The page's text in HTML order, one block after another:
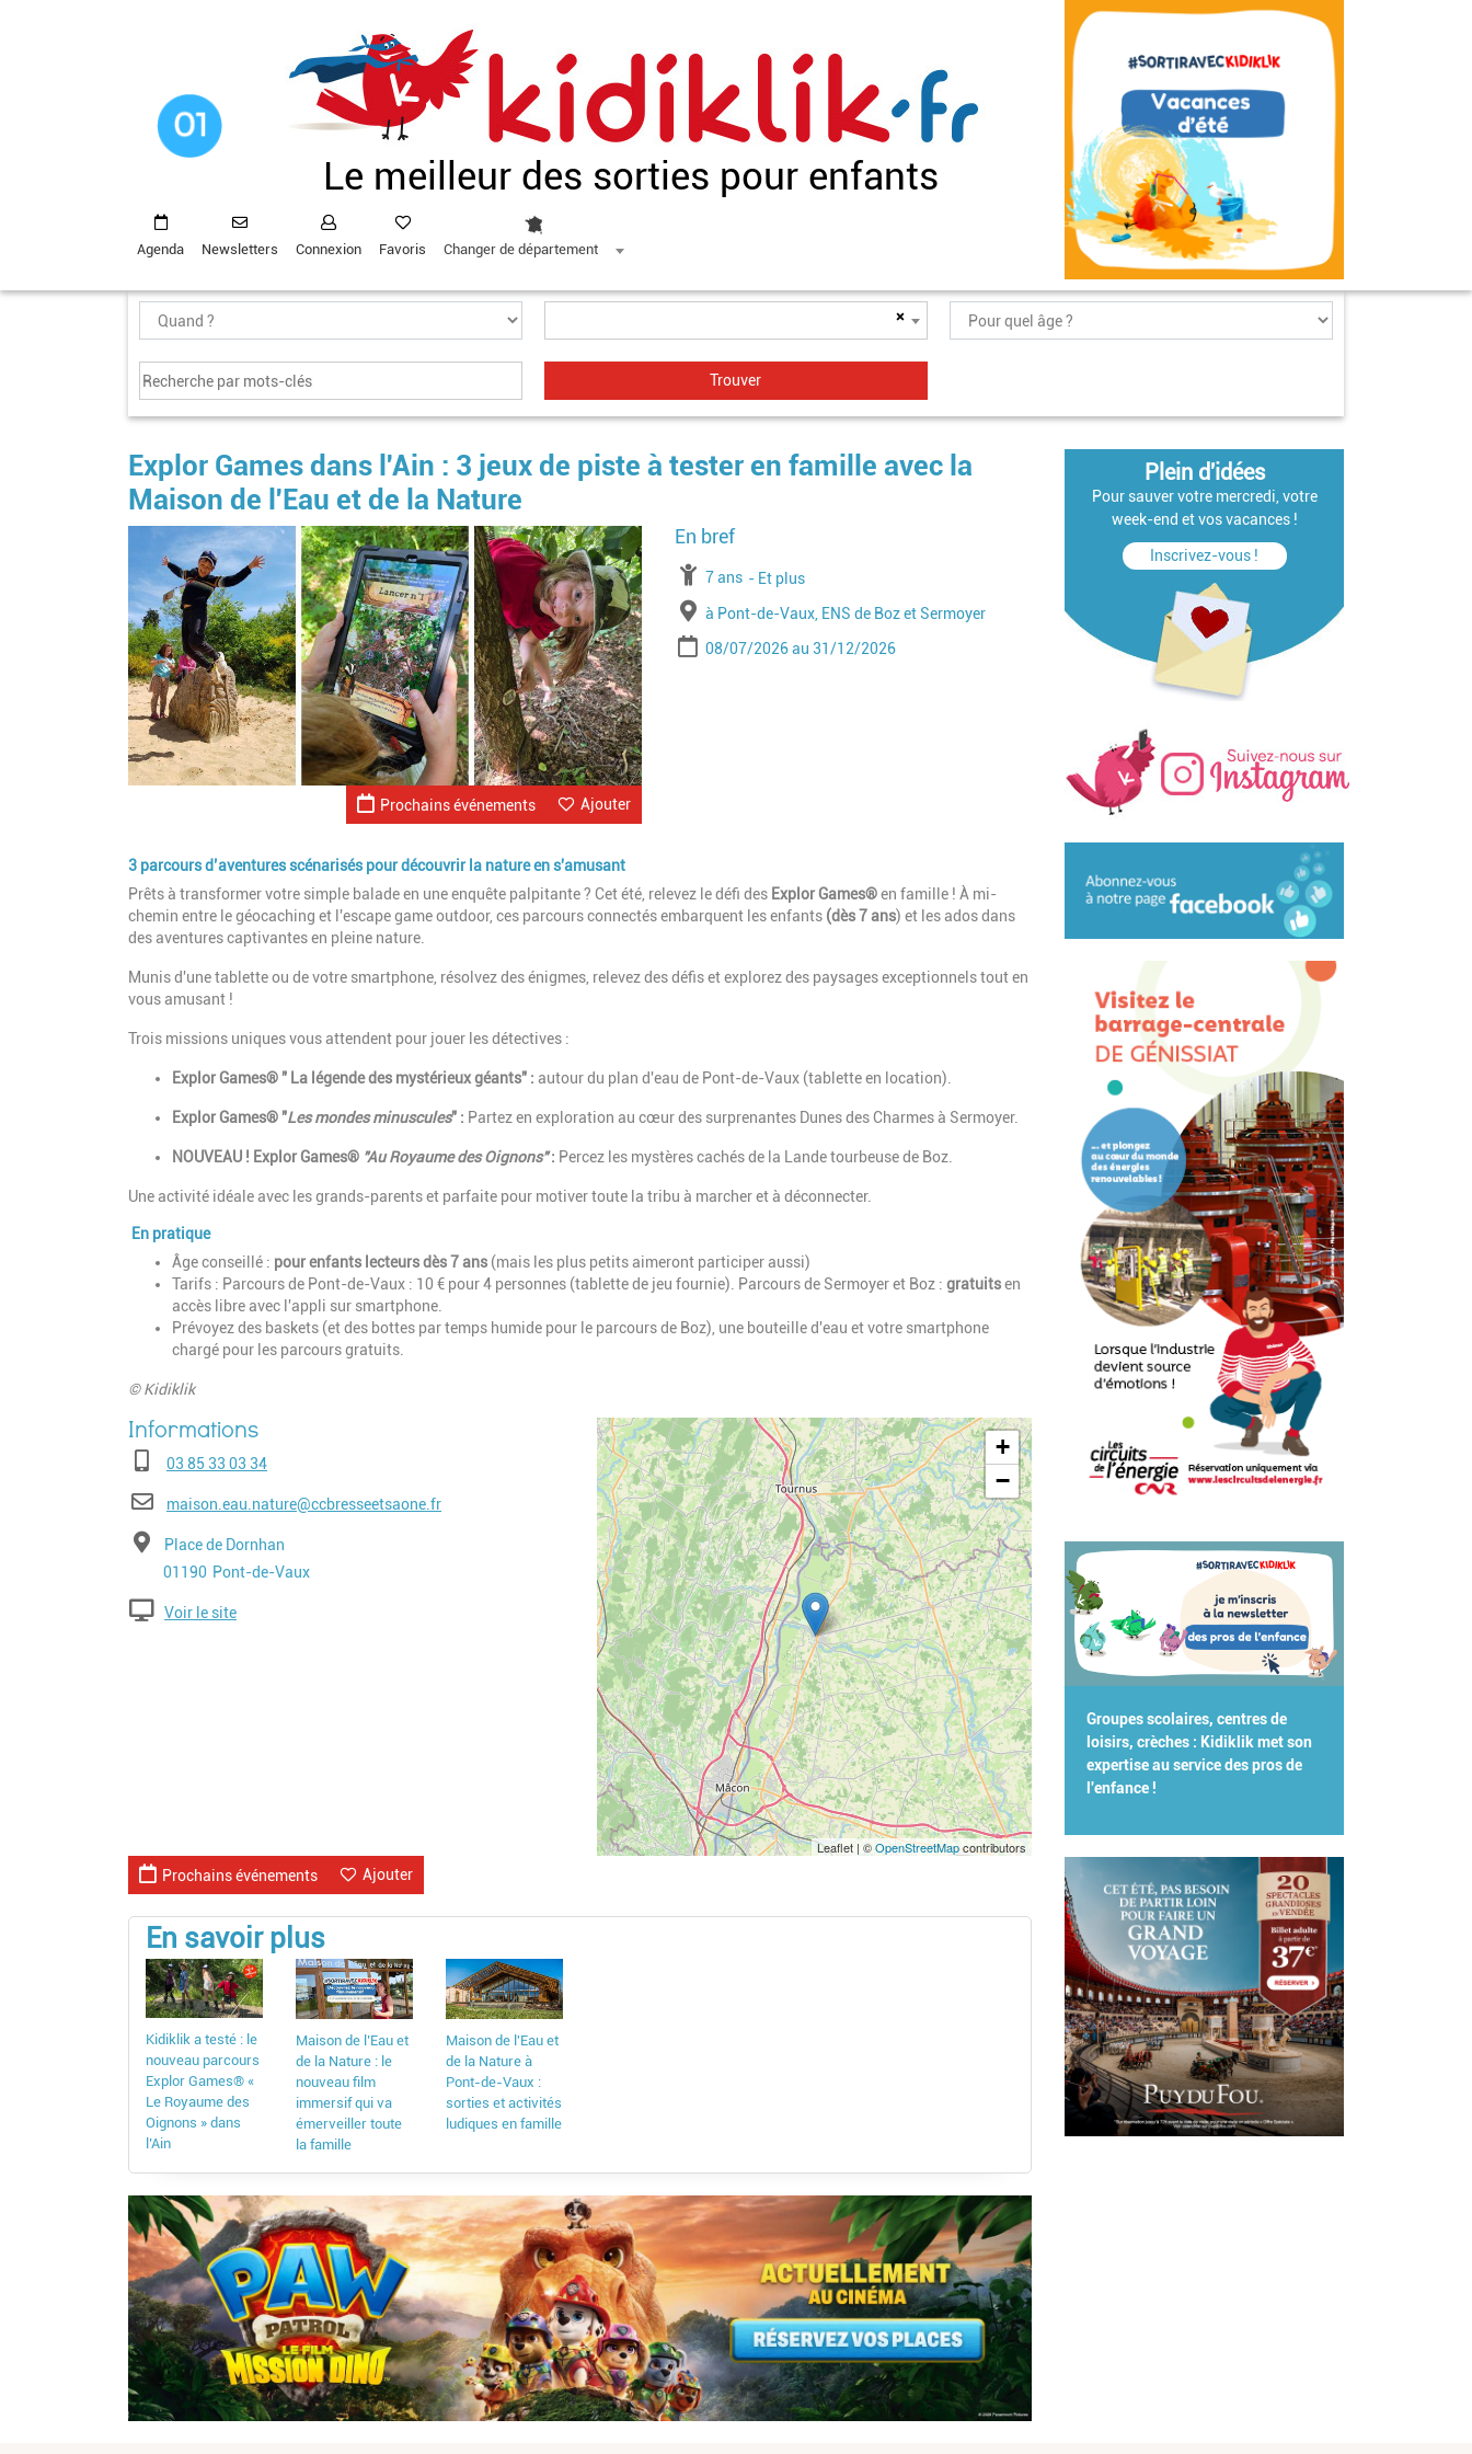
Le meilleur des sorties pour enfants
Agenda Newsletters Connexion Favoris Changer de département
×
Explor Games dans l'Ain : 3 jeux de piste à tester en famille avec la
Maison de l'Eau et de la Nature
Image
Ajouter
Prochains événements
À partir de
7 ans Jusqu'à l'age de
Et plus
Lieu
à Pont-de-Vaux, ENS de Boz et Sermoyer
Période
Date de début
08/07/2026 Date de fin
31/12/2026
3 parcours d’aventures scénarisés pour découvrir la nature en s'amusant
Prêts à transformer votre simple balade en une enquête palpitante ? Cet été, relevez le défi des Explor Games®en famille ! À mi-
chemin entre le géocaching et l'escape game outdoor, ces parcours connectés embarquent les enfants (dès 7 ans) et les ados dans
des aventures captivantes en pleine nature.
Munis d'une tablette ou de votre smartphone, résolvez des énigmes, relevez des défis et explorez des paysages exceptionnels tout en
vous amusant !
Trois missions uniques vous attendent pour jouer les détectives :
Explor Games® " La légende des mystérieux géants" : autour du plan d'eau de Pont-de-Vaux (tablette en location).
Explor Games® "Les mondes minuscules" : Partez en exploration au cœur des surprenantes Dunes des Charmes à Sermoyer.
NOUVEAU ! Explor Games® "Au Royaume des Oignons": Percez les mystères cachés de la Lande tourbeuse de Boz.
Une activité idéale avec les grands-parents et parfaite pour motiver toute la tribu à marcher et à déconnecter.
En pratique
Âge conseillé : pour enfants lecteurs dès 7 ans (mais les plus petits aimeront participer aussi)
Tarifs : Parcours de Pont-de-Vaux : 10 € pour 4 personnes (tablette de jeu fournie). Parcours de Sermoyer et Boz : gratuitsen
accès libre avec l'appli sur smartphone.
Prévoyez des baskets (et des bottes par temps humide pour le parcours de Boz), une bouteille d'eau et votre smartphone
chargé pour les parcours gratuits.
© Kidiklik
Téléphone03 85 33 03 34
E-mailmaison.eau.nature@ccbresseetsaone.fr
AdressePlace de Dornhan
Code postal
01190 Ville
Pont-de-Vaux
Voir le site
Geolocalisation
+
−
Leaflet | ©OpenStreetMapcontributors
Ajouter
Prochains événements
En savoir plus
Kidiklik a testé : le
nouveau parcours
Explor Games® «
Le Royaume des
Oignons » dans
l’Ain
Maison de l’Eau et
de la Nature : le
nouveau film
immersif qui va
émerveiller toute
la famille
Maison de l'Eau et
de la Nature à
Pont-de-Vaux :
sorties et activités
ludiques en famille
Plein d'idées
Pour sauver votre mercredi, votre
week-end et vos vacances !
Inscrivez-vous !
Groupes scolaires, centres de
loisirs, crèches : Kidiklik met son
expertise au service des pros de
l'enfance !